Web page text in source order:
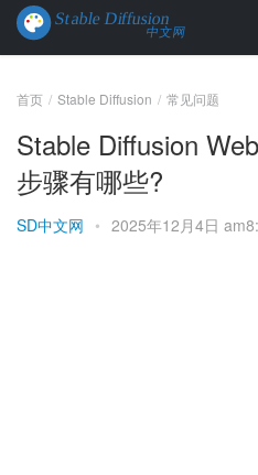
首页 Stable Diffusion 常见问题
Stable Diffusion
步骤有哪些?
SD中文网 • 2025年12月4日